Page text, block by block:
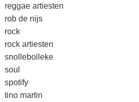
reggae artiesten
rob de nijs
rock
rock artiesten
snollebolleke
soul
spotify
tino martin